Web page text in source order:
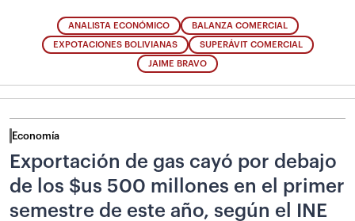
ANALISTA ECONÓMICO BALANZA COMERCIAL
EXPOTACIONES BOLIVIANAS SUPERÁVIT COMERCIAL
JAIME BRAVO
Economía
Exportación de gas cayó por debajo
de los $us 500 millones en el primer
semestre de este año, según el INE